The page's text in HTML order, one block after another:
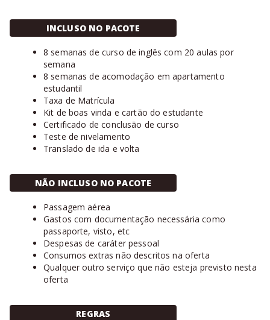
INCLUSO NO PACOTE
8 semanas de curso de inglês com 20 aulas por
semana
8 semanas de acomodação em apartamento
estudantil
Taxa de Matrícula
Kit de boas vinda e cartão do estudante
Certificado de conclusão de curso
Teste de nivelamento
Translado de ida e volta
NÃO INCLUSO NO PACOTE
Passagem aérea
Gastos com documentação necessária como
passaporte, visto, etc
Despesas de caráter pessoal
Consumos extras não descritos na oferta
Qualquer outro serviço que não esteja previsto nesta
oferta
REGRAS